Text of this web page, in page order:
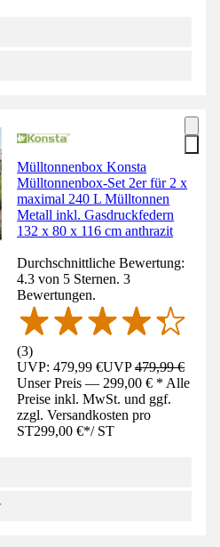
Mülltonnenbox Konsta
Mülltonnenbox-Set 2er für 2 x
maximal 240 L Mülltonnen
Metall inkl. Gasdruckfedern
132 x 80 x 116 cm anthrazit
Durchschnittliche Bewertung:
4.3 von 5 Sternen. 3
Bewertungen.
(3)
UVP: 479,99 €UVP479,99 €
Unser Preis — 299,00 € * Alle
Preise inkl. MwSt. und ggf.
zzgl. Versandkosten pro
ST299,00 €*/ ST